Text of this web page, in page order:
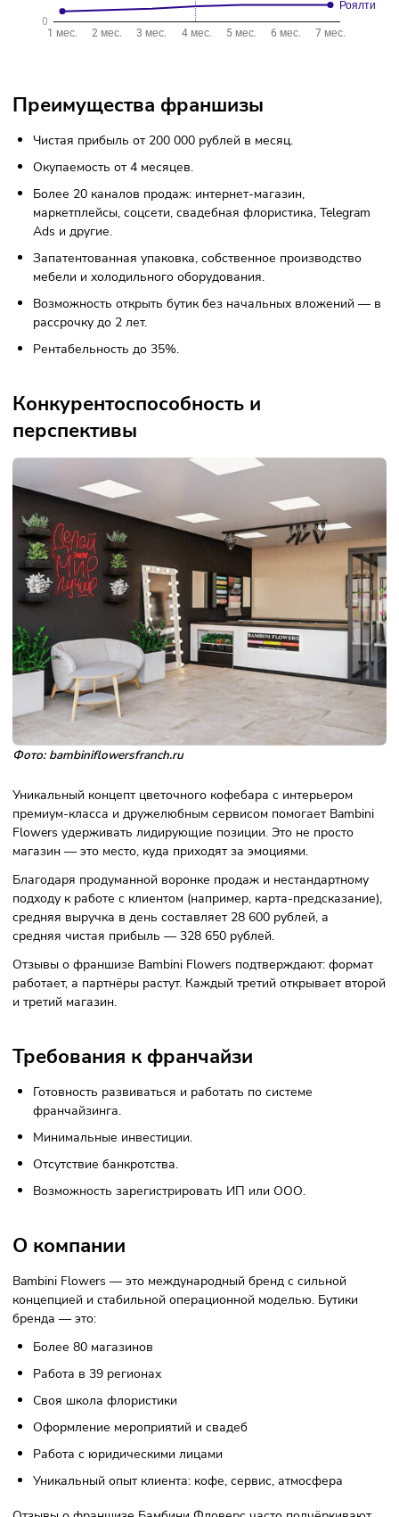
Преимущества франшизы
Чистая прибыль от 200 000 рублей в месяц.
Окупаемость от 4 месяцев.
Более 20 каналов продаж: интернет-магазин,
маркетплейсы, соцсети, свадебная флористика,
Ads и другие.
Запатентованная упаковка, собственное
мебели и холодильного оборудования.
Возможность открыть бутик без начальных
рассрочку до 2 лет.
Рентабельность до 35%.
Конкурентоспособность и
перспективы
Фото: bambiniflowersfranch.ru
Уникальный концепт цветочного кофебара с интерьером
Flowers удерживать лидирующие позиции. Это не просто
магазин — это место, куда приходят за эмоциями.
Благодаря продуманной воронке продаж и
средняя выручка в день составляет 28 600 рублей, а
средняя чистая прибыль — 328 650 рублей.
Отзывы о франшизе Bambini Flowers подтверждают:
работает, а партнёры растут. Каждый третий открывает
и третий магазин.